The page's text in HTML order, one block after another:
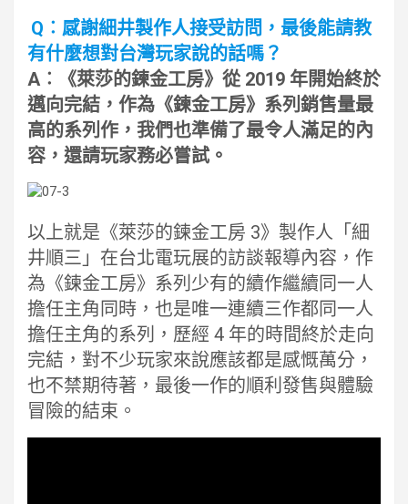
Q︰感謝細井製作人接受訪問，最後能請教
有什麼想對台灣玩家說的話嗎？
A︰《萊莎的鍊金工房》從 2019 年開始終於
邁向完結，作為《鍊金工房》系列銷售量最
高的系列作，我們也準備了最令人滿足的內
容，還請玩家務必嘗試。
以上就是《萊莎的鍊金工房 3》製作人「細
井順三」在台北電玩展的訪談報導內容，作
為《鍊金工房》系列少有的續作繼續同一人
擔任主角同時，也是唯一連續三作都同一人
擔任主角的系列，歷經 4 年的時間終於走向
完結，對不少玩家來說應該都是感慨萬分，
也不禁期待著，最後一作的順利發售與體驗
冒險的結束。